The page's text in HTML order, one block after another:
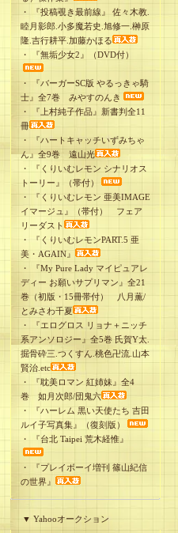
・
『投稿覗き最前線』 佐々木教.
睦月影郎.小多魔若史.旭修一.榊原
隆.吉行耕平.加藤かほる
・
『無垢少女2』（DVD付）
・
『バーガーSC版 やるっきゃ騎
士』全7巻 みやすのんき
・
『上村純子作品』新書判全11
冊
・
『ハートキャッチいずみちゃ
ん』全9巻 遠山光
・
『くりいむレモン シナリオス
トーリー』（帯付）
・
『くりいむレモン 亜美IMAGE
イマージュ』（帯付） フェア
リーダスト
・
『くりいむレモンPART.5 亜
美・AGAIN』
・
『My Pure Lady マイピュアレ
ディー お願いサプリマン』全21
巻（初版・15冊帯付） 八月薫/
とみさわ千夏
・
『エログロス リョナ＋ニッチ
系アンソロジー』全5巻 氏賀Y太.
掘骨砕三.つくすん.桃色卍流.山本
賢治.etc
・
『耽美ロマン 紅姉妹』全4
巻 如月次郎/団鬼六
・
『ハーレム 黒い天使たち 吉田
ルイ子写真集』（復刻版）
・
『台北 Taipei 荒木経惟』
・
『プレイボーイ増刊 篠山紀信
の世界』
▼ Yahooオークション